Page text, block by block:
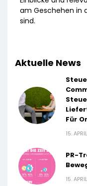
am Geschehen in
sind.
Aktuelle News
Für
15.
PR-
15.